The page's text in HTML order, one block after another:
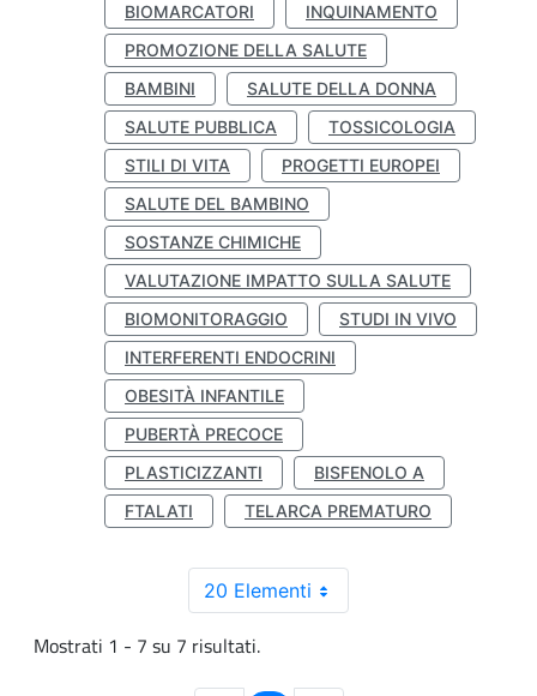
BIOMARCATORI
INQUINAMENTO
PROMOZIONE DELLA SALUTE
BAMBINI
SALUTE DELLA DONNA
SALUTE PUBBLICA
TOSSICOLOGIA
STILI DI VITA
PROGETTI EUROPEI
SALUTE DEL BAMBINO
SOSTANZE CHIMICHE
VALUTAZIONE IMPATTO SULLA SALUTE
BIOMONITORAGGIO
STUDI IN VIVO
INTERFERENTI ENDOCRINI
OBESITÀ INFANTILE
PUBERTÀ PRECOCE
PLASTICIZZANTI
BISFENOLO A
FTALATI
TELARCA PREMATURO
20 Elementi
Mostrati 1 - 7 su 7 risultati.